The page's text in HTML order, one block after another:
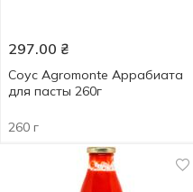
297.00 ₴
Соус Agromonte Аррабиата
для пасты 260г
260 г